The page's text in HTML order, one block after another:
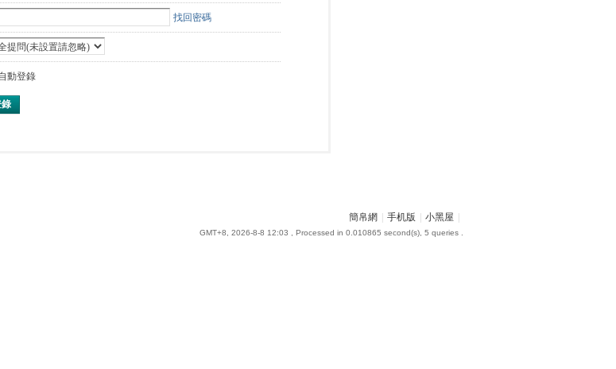
找回密碼
動登錄
簡帛網 手机版 小黑屋
GMT+8, 2026-8-8 12:03 , Processed in 0.010865 second(s), 5 queries .